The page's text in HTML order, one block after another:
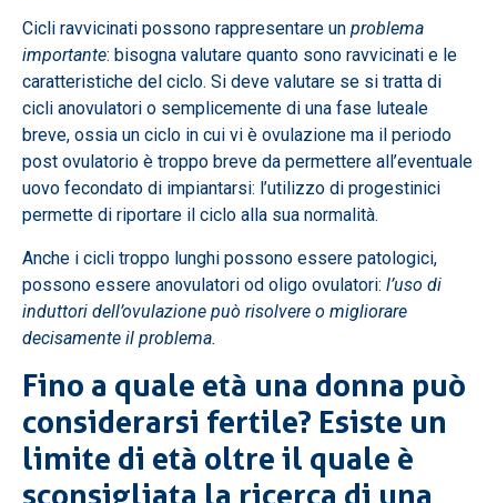
Cicli ravvicinati possono rappresentare un problema
importante: bisogna valutare quanto sono ravvicinati e le
caratteristiche del ciclo. Si deve valutare se si tratta di
cicli anovulatori o semplicemente di una fase luteale
breve, ossia un ciclo in cui vi è ovulazione ma il periodo
post ovulatorio è troppo breve da permettere all’eventuale
uovo fecondato di impiantarsi: l’utilizzo di progestinici
permette di riportare il ciclo alla sua normalità.
Anche i cicli troppo lunghi possono essere patologici,
possono essere anovulatori od oligo ovulatori: l’uso di
induttori dell’ovulazione può risolvere o migliorare
decisamente il problema.
Fino a quale età una donna può
considerarsi fertile? Esiste un
limite di età oltre il quale è